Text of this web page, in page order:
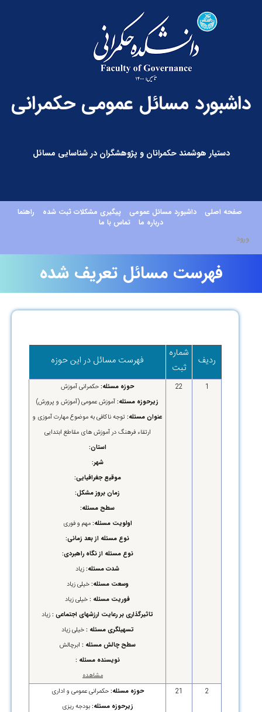
داشبورد مسائل عمومی حکمرانی
دستیار هوشمند حکمرانان و پژوهشگران در شناسایی مسائل
صفحه اصلی داشبورد مسائل عمومی پیگیری مشکلات ثبت شده
راهنما
درباره ما
تماس با ما
ورود
فهرست مسائل تعریف شده
ردیف
شماره
ثبت
فهرست مسائل در این حوزه
1
22 حوزه مسئله:حکمرانی آموزش
زیرحوزه مسئله:آموزش عمومی (آموزش و پرورش)
عنوان مسئله: توجه ناکافی به موضوع مهارت آموزی و
ارتقاء فرهنگ در آموزش های مقاطع ابتدایی
استان:
شهر:
موقیع جغرافیایی:
زمان بروز مشکل:
سطح مسئله:
اولویت مسئله: مهم و فوری
نوع مسئله از بعد زمانی:
نوع مسئله از نگاه راهبردی:
شدت مسئله:زیاد
وسعت مسئله: خیلی زیاد
فوریت مسئله :خیلی زیاد
تاثیرگذاری بر رعایت ارزشهای اجتماعی :زیاد
تسهیلگری مسئله : خیلی زیاد
سطح چالش مسئله : ابرچالش
نویسنده مسئله :
مشاهده
2
21 حوزه مسئله: حکمرانی عمومی و اداری
زیرحوزه مسئله: بودجه ریزی